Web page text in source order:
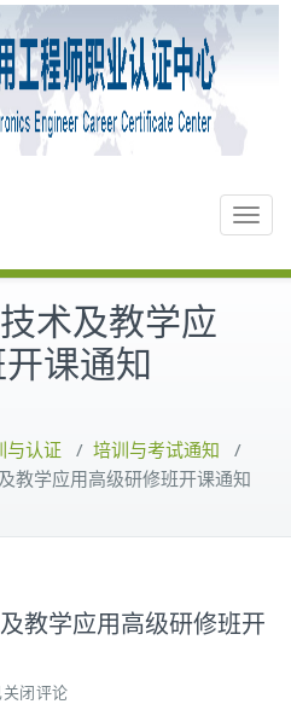
Toggle
术及教学应
课通知
与认证 / 培训与考试通知 /
教学应用高级研修班开课通知
教学应用高级研修班开
关闭评论